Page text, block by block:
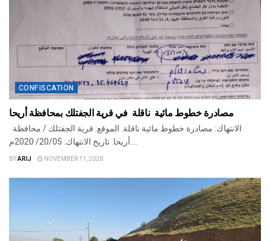
CONFISCATION
مصادرة خطوط مائية ناقلة في قرية الجفتلك بمحافظة أريحا
BYARIJ NOVEMBER 11, 2020